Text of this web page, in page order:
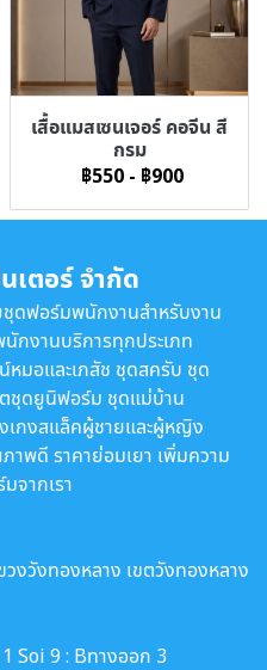
เสื้อแมสเซนเจอร์ คอจีน สี
กรม
฿550 - ฿900
เตอร์ จำกัด
ดฟอร์มพนักงานสำหรับงาน
กงานบริการทุกประเภท
หมอและเภสัช ชุดสครับ ชุด
ชุดยูนิฟอร์ม ชุดแม่บ้าน
เกงสแล็คผู้ชายและผู้หญิง
พดี ราคาย่อมเยา เพิ่มความ
จากเรา
งวังทองหลาง เขตวังทองหลาง
Soi 9 : Bทางออก 3